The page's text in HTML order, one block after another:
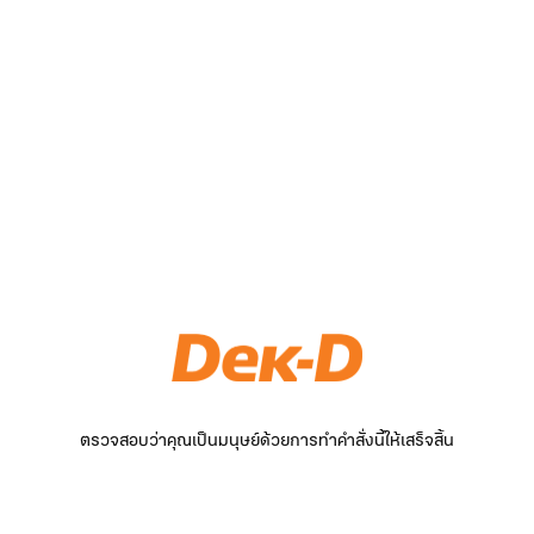
ตรวจสอบว่าคุณเป็นมนุษย์ด้วยการทำคำสั่งนี้ให้เสร็จสิ้น